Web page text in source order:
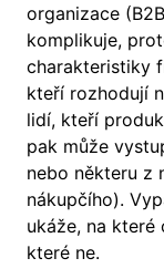
organizace
komplikuje,
charakteristiky
kteří rozhodují
lidí, kteří
pak může
nebo některu z
nákupčího).
ukáže, na které
které ne.